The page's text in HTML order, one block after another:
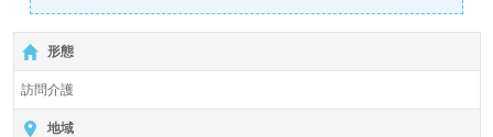
然とお互いに協力し合える環境ができています。 ★年齢関
係なく働きやすい環境！
形態
訪問介護
地域